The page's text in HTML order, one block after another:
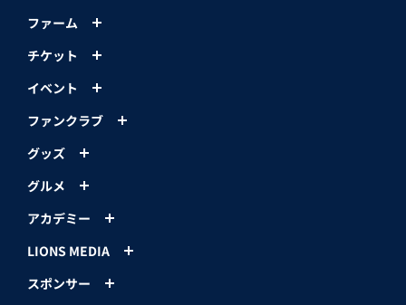
ファーム
チケット
イベント
ファンクラブ
グッズ
グルメ
アカデミー
LIONS MEDIA
スポンサー